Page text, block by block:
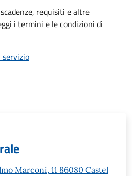
requisiti e altre
i termini e le condizioni di
servizio
Marconi, 11 86080 Castel